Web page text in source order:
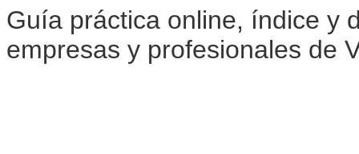
Guía práctica online, índice y
empresas y profesionales de